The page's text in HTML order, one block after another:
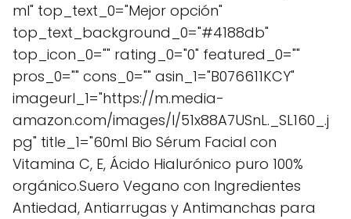
ml" top_text_0="Mejor opción"
top_text_background_0="#4188db"
top_icon_0="" rating_0="0" featured_0=""
pros_0="" cons_0="" asin_1="B076611KCY"
imageurl_1="https://m.media-
amazon.com/images/I/51x88A7USnL._SL160_.j
pg" title_1="60ml Bio Sérum Facial con
Vitamina C, E, Ácido Hialurónico puro 100%
orgánico.Suero Vegano con Ingredientes
Antiedad, Antiarrugas y Antimanchas para